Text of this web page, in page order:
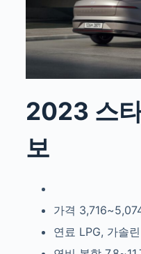
2023 스
보
가격
연료 LPG, 가솔린